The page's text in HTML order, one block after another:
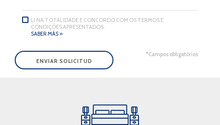
LI NA TOTALIDADE E CONCORDO COM OS TERMOS E
CONDIÇÕES APRESENTADOS.
SABER MÁS »
*Campos obligatórios